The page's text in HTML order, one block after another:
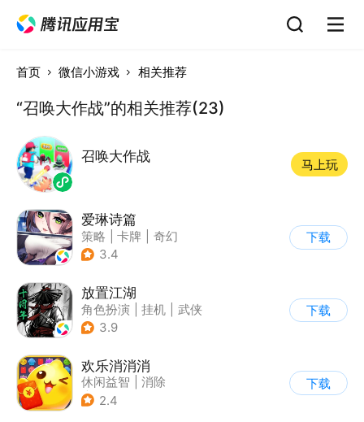
首页 微信小游戏 相关推荐
“召唤大作战”的相关推荐(23)
召唤大作战
马上玩
爱琳诗篇
策略 卡牌
奇幻
| 美少女
3.4
下载
放置江湖
角色扮演 挂机
武侠
| 文字游戏
3.9
下载
欢乐消消消
休闲益智
消除
| 积分网赚
2.4
下载